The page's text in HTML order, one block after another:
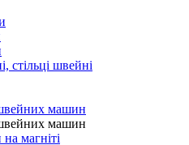
стільці швейні
машин
машин
магніті